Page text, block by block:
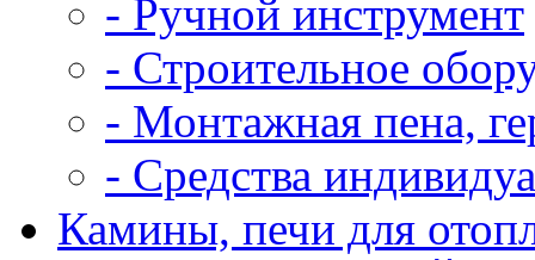
- Ручной инструмент
- Строительное
- Монтажная пена,
- Средства
Камины, печи для